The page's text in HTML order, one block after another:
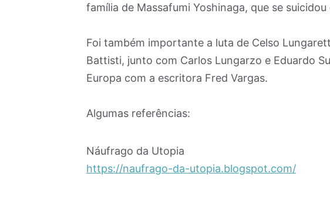
família de Massafumi Yoshinaga, que se
Foi também importante a luta de Celso
Battisti, junto com Carlos Lungarzo e Eduardo
Europa com a escritora Fred Vargas.
Algumas referências:
Náufrago da Utopia
https://naufrago-da-utopia.blogspot.com/